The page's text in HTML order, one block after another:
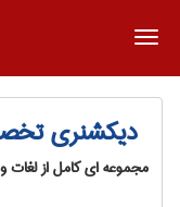
دیکشنری
مجموعه ای کامل از